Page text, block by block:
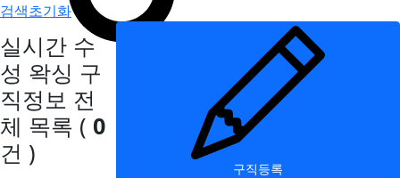
검색초기화
실시간 수
성 왁싱 구
직정보 전
체 목록 ( 0
건 )
구직등록